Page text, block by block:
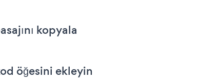
kopyala
öğesini ekleyin